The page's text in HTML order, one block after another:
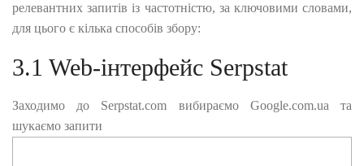
релевантних запитів із частотністю, за ключовими словами,
для цього є кілька способів збору:
3.1 Web-інтерфейс Serpstat
Заходимо до Serpstat.com вибираємо Google.com.ua та
шукаємо запити